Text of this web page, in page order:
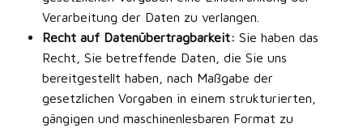
Verarbeitung der Daten zu verlangen.
Recht auf Datenübertragbarkeit: Sie haben das
Recht, Sie betreffende Daten, die Sie uns
bereitgestellt haben, nach Maßgabe der
gesetzlichen Vorgaben in einem strukturierten,
gängigen und maschinenlesbaren Format zu